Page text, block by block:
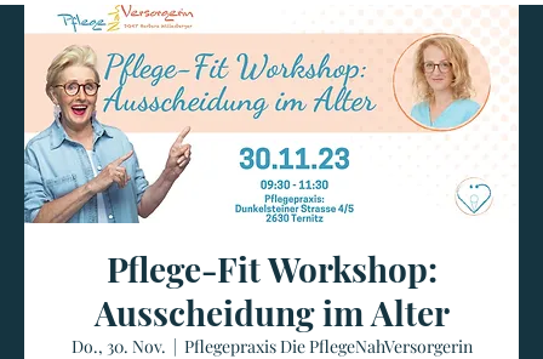
Pflege-Fit Workshop:
Ausscheidung im Alter
Do., 30. Nov.
  |
Pflegepraxis Die PflegeNahVersorgerin